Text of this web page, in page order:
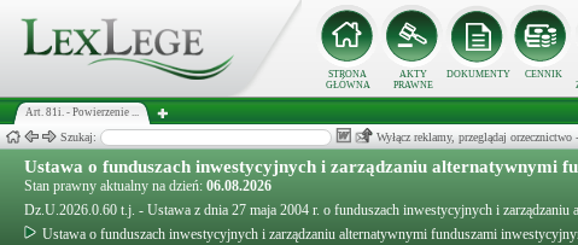
STRONA
GŁÓWNA
AKTY
PRAWNE
DOKUMENTY CENNIK
Art. 81i. - Powierzenie ...
Szukaj: Wyłącz reklamy, przeglądaj
Ustawa o funduszach inwestycyjnych i zarządzaniu alternatywnymi
Stan prawny aktualny na dzień: 06.08.2026
Dz.U.2026.0.60 t.j. - Ustawa z dnia 27 maja 2004 r. o funduszach inwestycyjnych i
Ustawa o funduszach inwestycyjnych i zarządzaniu alternatywnymi funduszami